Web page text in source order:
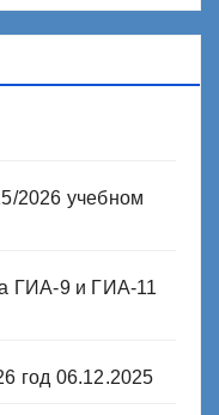
2026 учебном
ГИА-9 и ГИА-11
год 06.12.2025